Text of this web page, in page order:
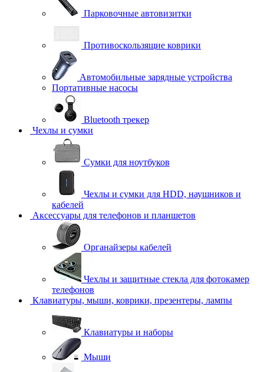
Парковочные автовизитки
Противоскользящие коврики
Автомобильные зарядные устройства
Портативные насосы
Bluetooth трекер
Чехлы и сумки
Сумки для ноутбуков
Чехлы и сумки для HDD, наушников и
кабелей
Аксессуары для телефонов и планшетов
Органайзеры кабелей
Чехлы и защитные стекла для фотокамер
телефонов
Клавиатуры, мыши, коврики, презентеры, лампы
Клавиатуры и наборы
Мыши